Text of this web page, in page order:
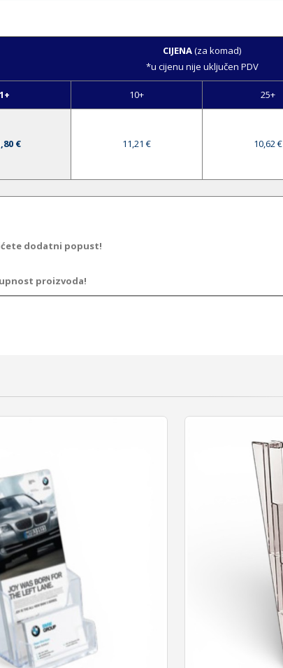
CIJENA(za komad)
*u cijenu nije uključen PDV
1+ 10+ 25+
€ 11,21 € 10,62 €
dodatni popust!
proizvoda!